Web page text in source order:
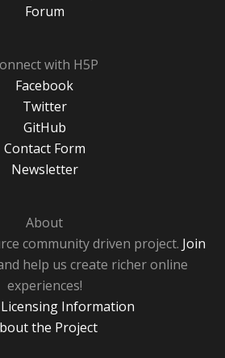
Forum
with H5P
Facebook
Twitter
GitHub
Contact Form
Newsletter
About
community driven project. Join
help us create richer online
experiences!
Information
the Project